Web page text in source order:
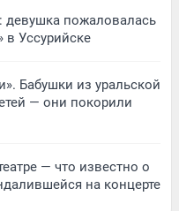
девушка пожаловалась
в Уссурийске
Бабушки из уральской
— они покорили
— что известно о
на концерте